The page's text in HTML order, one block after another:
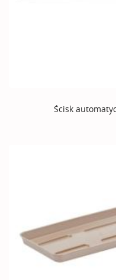
Ścisk